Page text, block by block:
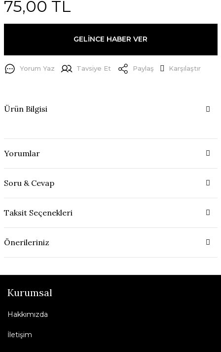
75,00 TL
GELİNCE HABER VER
Yorum Yaz Tavsiye Et Paylaş Karşılaştır
Ürün Bilgisi
Yorumlar
Soru & Cevap
Taksit Seçenekleri
Önerileriniz
Kurumsal
Hakkımızda
İletişim